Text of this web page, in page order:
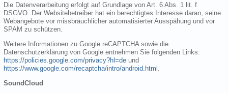
Die Datenverarbeitung erfolgt auf Grundlage von Art. 6 Abs. 1 lit. f
DSGVO. Der Websitebetreiber hat ein berechtigtes Interesse daran, seine
Webangebote vor missbräuchlicher automatisierter Ausspähung und vor
SPAM zu schützen.
Weitere Informationen zu Google reCAPTCHA sowie die
Datenschutzerklärung von Google entnehmen Sie folgenden Links:
https://policies.google.com/privacy?hl=de und
https://www.google.com/recaptcha/intro/android.html
SoundCloud